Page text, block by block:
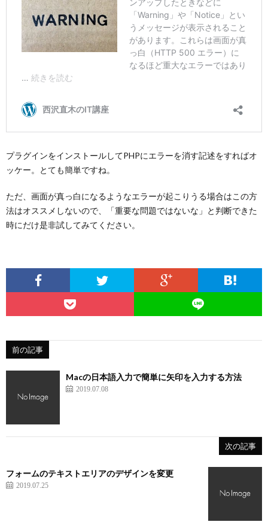
プラグインをインストールしてPHPにエラーを消す記述をすればオ
ッケー。とても簡単ですね。
ただ、画面が真っ白になるようなエラーが起こりうる場合はこの方
法はオススメしないので、「重要な問題ではないな」と判断できた
時にだけ是非試してみてください。
前の記事
Macの日本語入力で簡単に矢印を入力する方法
2019.07.08
次の記事
フォームのテキストエリアのデザインを変更
2019.07.25